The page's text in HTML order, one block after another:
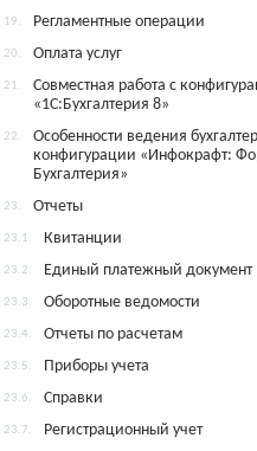
19. Регламентные операции
20. Оплата услуг
21.
Совместная работа с
«1С:Бухгалтерия 8»
22.
Особенности ведения
конфигурации «Инфокрафт:
Бухгалтерия»
23. Отчеты
23.1. Квитанции
23.2. Единый платежный документ
23.3. Оборотные ведомости
23.4. Отчеты по расчетам
23.5. Приборы учета
23.6. Справки
23.7. Регистрационный учет